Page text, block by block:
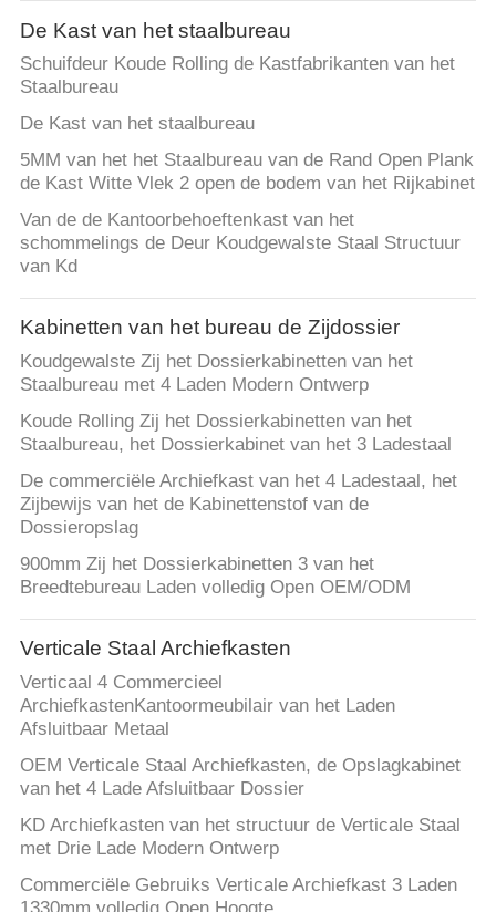
CONTACTEER
ONS
NIEUWS
VERZOEK
OM
EEN
CITAAT
SITEMAP
PRIVACY
POLICY
De Kast van het staalbureau
Schuifdeur Koude Rolling de Kastfabrikanten van het
Staalbureau
De Kast van het staalbureau
5MM van het het Staalbureau van de Rand Open Plank
de Kast Witte Vlek 2 open de bodem van het Rijkabinet
Van de de Kantoorbehoeftenkast van het
schommelings de Deur Koudgewalste Staal Structuur
van Kd
Kabinetten van het bureau de Zijdossier
Koudgewalste Zij het Dossierkabinetten van het
Staalbureau met 4 Laden Modern Ontwerp
Koude Rolling Zij het Dossierkabinetten van het
Staalbureau, het Dossierkabinet van het 3 Ladestaal
De commerciële Archiefkast van het 4 Ladestaal, het
Zijbewijs van het de Kabinettenstof van de
Dossieropslag
900mm Zij het Dossierkabinetten 3 van het
Breedtebureau Laden volledig Open OEM/ODM
Verticale Staal Archiefkasten
Verticaal 4 Commercieel
ArchiefkastenKantoormeubilair van het Laden
Afsluitbaar Metaal
OEM Verticale Staal Archiefkasten, de Opslagkabinet
van het 4 Lade Afsluitbaar Dossier
KD Archiefkasten van het structuur de Verticale Staal
met Drie Lade Modern Ontwerp
Commerciële Gebruiks Verticale Archiefkast 3 Laden
1330mm volledig Open Hoogte